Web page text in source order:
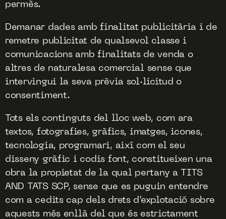
permès.
Demanar dades amb finalitat publicitària i de
remetre publicitat de qualsevol classe i
comunicacions amb finalitats de venda o
altres de naturalesa comercial sense que
intervingui la seva prèvia sol·licitud o
consentiment.
Tots els continguts del lloc web, com ara
textos, fotografies, gràfics, imatges, icones,
tecnologia, programari, així com el seu
disseny gràfic i codis font, constitueixen una
obra la propietat de la qual pertany a TITS
AND TATS SCP, sense que es puguin entendre
com a cedits cap dels drets d’explotació sobre
aquests més enllà del que és estrictament